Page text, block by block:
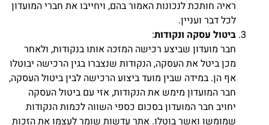
ראיה חותכת לנכונות האמור בהם, ויחייבו את חברי המועדון
לכל דבר ועניין.
ביטול עסקה ונקודות:
חבר מועדון שביצע רכישה המזכה אותו בנקודות, ולאחר
מכן ביטל את העסקה, הנקודות שנצברו בגין הרכישה יבוטלו
אף הן. במידה שבין מועד ביצוע הרכישה לבין ביטול העסקה,
חבר המועדון מימש את הנקודות, אזי עם ביטול העסקה
יחויב חבר המועדון בסכום כספי השווה לכמות הנקודות
שמומשו ואשר בוטלו. אתר עדשות שומר לעצמו את הזכות